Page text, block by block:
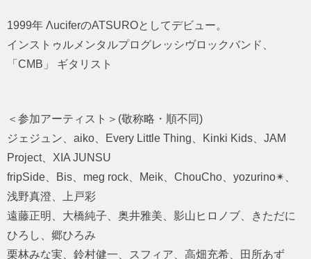
1999年 ΛuciferのATSUROとしてデビュー。
インストゥルメンタルプログレッシヴロックバンド、
「CMB」 ギタリスト
＜参加アーティスト＞(敬称略・順不同)
ジェジュン、aiko、Every Little Thing、Kinki Kids、JAM
Project、XIA JUNSU
fripSide、Bis、meg rock、Meik、ChouCho、yozurino✴︎、
浅野真澄、上戸彩
遠藤正明、大橋純子、奥井雅美、影山ヒロノブ、きただに
ひろし、郷ひろみ
栗林みな実、鈴村健一、スフィア、高畑充希、田所あず